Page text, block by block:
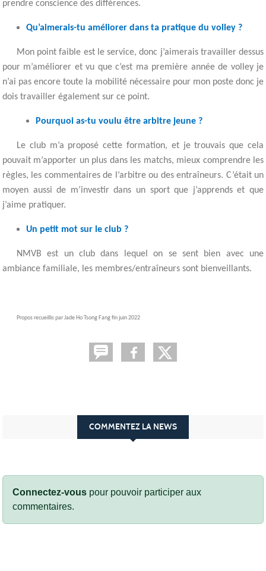
prendre conscience des différences.
Qu’aimerais-tu améliorer dans ta pratique du volley ?
Mon point faible est le service, donc j’aimerais travailler dessus
pour m’améliorer et vu que c’est ma première année de volley je
n’ai pas encore toute la mobilité nécessaire pour mon poste donc je
dois travailler également sur ce point.
Pourquoi as-tu voulu être arbitre jeune ?
Le club m’a proposé cette formation, et je trouvais que cela
pouvait m’apporter un plus dans les matchs, mieux comprendre les
règles, les commentaires de l’arbitre ou des entraîneurs. C’était un
moyen aussi de m’investir dans un sport que j’apprends et que
j’aime pratiquer.
Un petit mot sur le club ?
NMVB est un club dans lequel on se sent bien avec une
ambiance familiale, les membres/entraîneurs sont bienveillants.
Propos recueillis par Jade Ho Tsong Fang fin juin 2022
COMMENTEZ LA NEWS
Connectez-vous pour pouvoir participer aux
commentaires.